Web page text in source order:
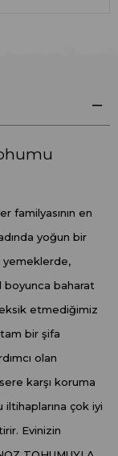
familyasının en
yoğun bir
yemeklerde,
boyunca baharat
eksik etmediğimiz
bir şifa
olan
karşı koruma
iltihaplarına çok iyi
Evinizin